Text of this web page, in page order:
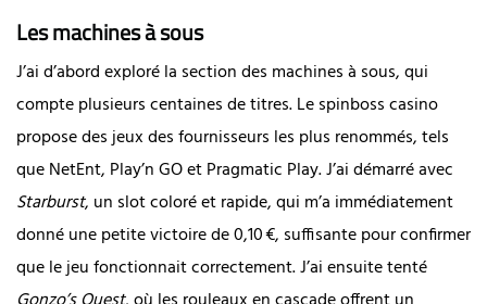
Les machines à sous
J’ai d’abord exploré la section des machines à sous, qui
compte plusieurs centaines de titres. Le spinboss casino
propose des jeux des fournisseurs les plus renommés, tels
que NetEnt, Play’n GO et Pragmatic Play. J’ai démarré avec
Starburst, un slot coloré et rapide, qui m’a immédiatement
donné une petite victoire de 0,10 €, suffisante pour confirmer
que le jeu fonctionnait correctement. J’ai ensuite tenté